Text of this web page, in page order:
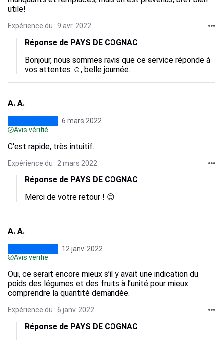
utile!
Expérience du : 9 avr. 2022
Réponse de PAYS DE COGNAC
Bonjour, nous sommes ravis que ce service réponde à
vos attentes ☺️, belle journée.
A. A.
6 mars 2022
Avis vérifié
C'est rapide, très intuitif.
Expérience du : 2 mars 2022
Réponse de PAYS DE COGNAC
Merci de votre retour ! 😊
A. A.
12 janv. 2022
Avis vérifié
Oui, ce serait encore mieux s’il y avait une indication du
poids des légumes et des fruits à l’unité pour mieux
comprendre la quantité demandée.
Expérience du : 6 janv. 2022
Réponse de PAYS DE COGNAC